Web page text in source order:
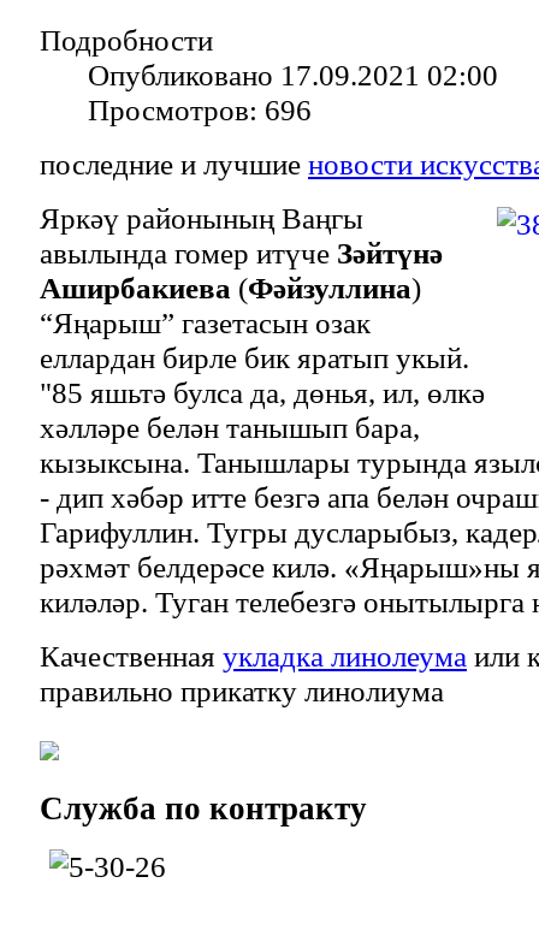
Подробности
Опубликовано 17.09.2021 02:00
Просмотров: 696
последние и лучшие новости
Яркәү районының Ваңгы
авылында гомер итүче Зәйтүнә
Аширбакиева (Фәйзуллина)
“Яңарыш” газетасын озак
еллардан бирле бик яратып укый.
"85 яшьтә булса да, дөнья, ил, өлкә
хәлләре белән танышып бара,
кызыксына. Танышлары турында
- дип хәбәр итте безгә апа белән
Гарифуллин. Тугры дусларыбыз,
рәхмәт белдерәсе килә. «Яңарыш»ны
киләләр. Туган телебезгә
Качественная укладка линолеума или
правильно прикатку линолиума
Служба по контракту